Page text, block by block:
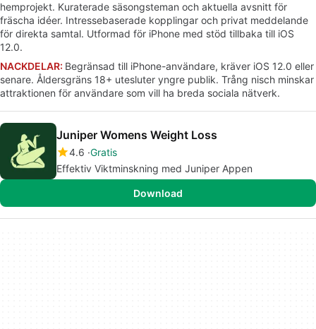
hemprojekt. Kuraterade säsongsteman och aktuella avsnitt för
fräscha idéer. Intressebaserade kopplingar och privat meddelande
för direkta samtal. Utformad för iPhone med stöd tillbaka till iOS
12.0.
NACKDELAR: Begränsad till iPhone-användare, kräver iOS 12.0 eller
senare. Åldersgräns 18+ utesluter yngre publik. Trång nisch minskar
attraktionen för användare som vill ha breda sociala nätverk.
Juniper Womens Weight Loss
4.6 Gratis
Effektiv Viktminskning med Juniper Appen
Download